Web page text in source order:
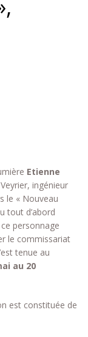
Etienne
ingénieur
le « Nouveau
tout d’abord
personnage
le commissariat
tenue au
au 20
est constituée de